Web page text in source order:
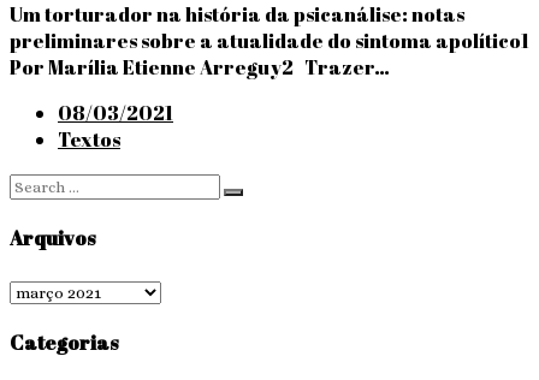
Um torturador na história da psicanálise: notas
preliminares sobre a atualidade do sintoma apolítico1
Por Marília Etienne Arreguy2 Trazer…
Posted
on
08/03/2021
Textos
Search
Search
Arquivos
Arquivos
Categorias